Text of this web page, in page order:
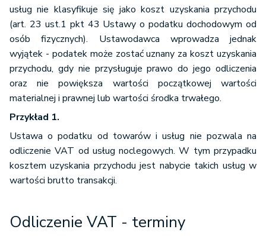
usług nie klasyfikuje się jako koszt uzyskania przychodu
(art. 23 ust.1 pkt 43 Ustawy o podatku dochodowym od
osób fizycznych). Ustawodawca wprowadza jednak
wyjątek - podatek może zostać uznany za koszt uzyskania
przychodu, gdy nie przysługuje prawo do jego odliczenia
oraz nie powiększa wartości początkowej wartości
materialnej i prawnej lub wartości środka trwałego.
Przykład 1.
Ustawa o podatku od towarów i usług nie pozwala na
odliczenie VAT od usług noclegowych. W tym przypadku
kosztem uzyskania przychodu jest nabycie takich usług w
wartości brutto transakcji.
Odliczenie VAT - terminy